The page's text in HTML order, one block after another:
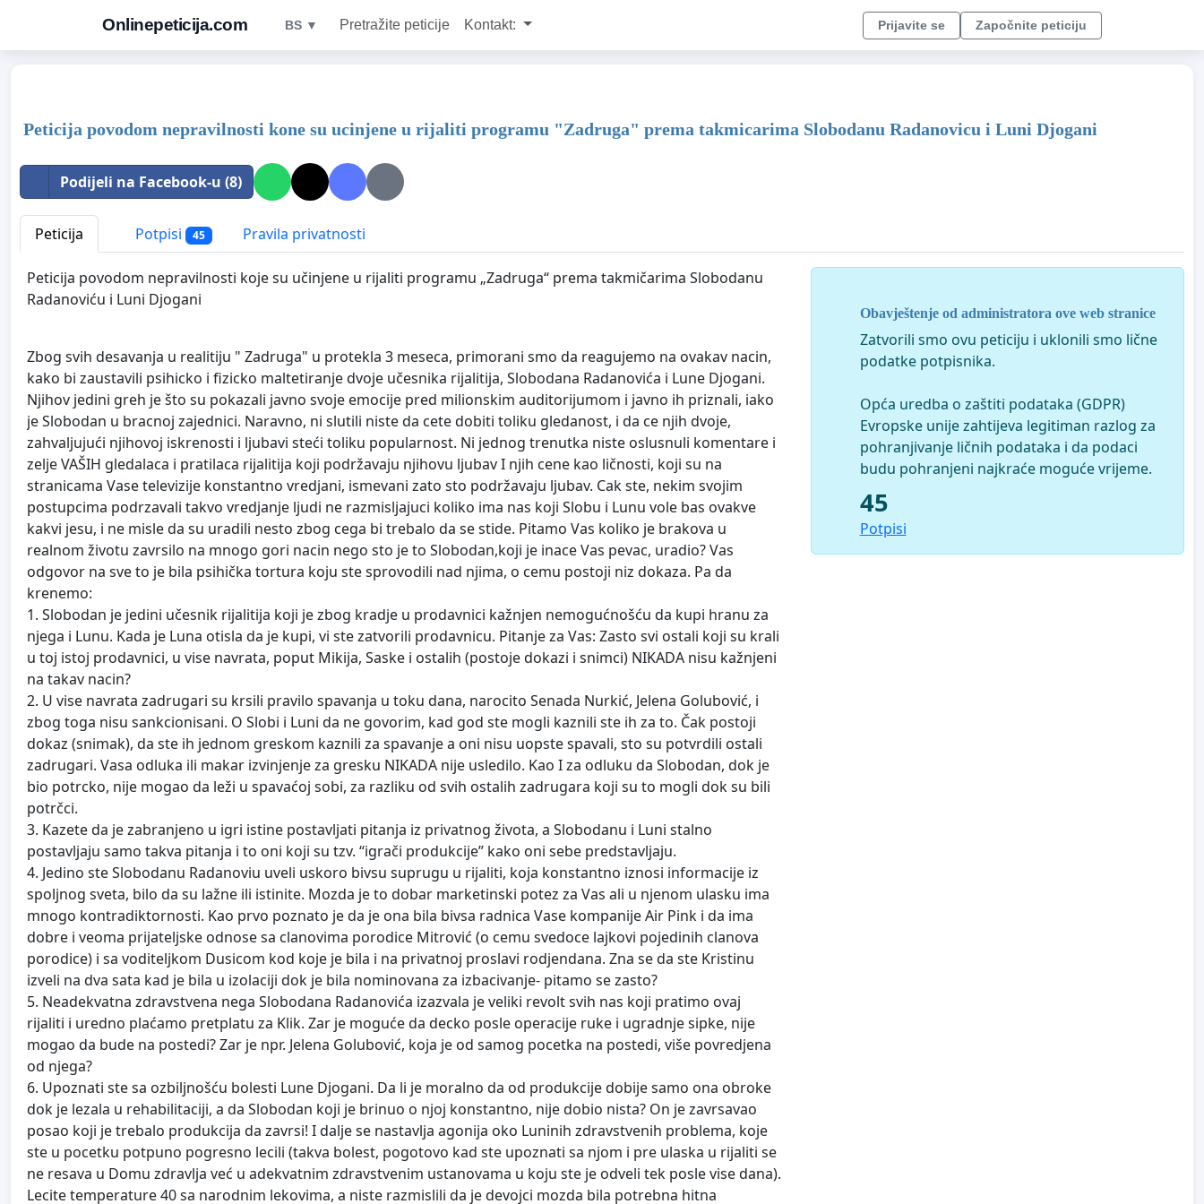
Onlinepeticija.com BS ▼ Pretražite peticije Kontakt: Prijavite se Započnite peticiju
Peticija povodom nepravilnosti kone su ucinjene u rijaliti programu "Zadruga" prema takmicarima Slobodanu Radanovicu i Luni Djogani
Podijeli na Facebook-u (8)
Peticija Potpisi 45 Pravila privatnosti
Peticija povodom nepravilnosti koje su učinjene u rijaliti programu „Zadruga“ prema takmičarima Slobodanu
Radanoviću i Luni Djogani
Zbog svih desavanja u realitiju " Zadruga" u protekla 3 meseca, primorani smo da reagujemo na ovakav nacin,
kako bi zaustavili psihicko i fizicko maltetiranje dvoje učesnika rijalitija, Slobodana Radanovića i Lune Djogani.
Njihov jedini greh je što su pokazali javno svoje emocije pred milionskim auditorijumom i javno ih priznali, iako
je Slobodan u bracnoj zajednici. Naravno, ni slutili niste da cete dobiti toliku gledanost, i da ce njih dvoje,
zahvaljujući njihovoj iskrenosti i ljubavi steći toliku popularnost. Ni jednog trenutka niste oslusnuli komentare i
zelje VAŠIH gledalaca i pratilaca rijalitija koji podržavaju njihovu ljubav I njih cene kao ličnosti, koji su na
stranicama Vase televizije konstantno vredjani, ismevani zato sto podržavaju ljubav. Cak ste, nekim svojim
postupcima podrzavali takvo vredjanje ljudi ne razmisljajuci koliko ima nas koji Slobu i Lunu vole bas ovakve
kakvi jesu, i ne misle da su uradili nesto zbog cega bi trebalo da se stide. Pitamo Vas koliko je brakova u
realnom životu zavrsilo na mnogo gori nacin nego sto je to Slobodan,koji je inace Vas pevac, uradio? Vas
odgovor na sve to je bila psihička tortura koju ste sprovodili nad njima, o cemu postoji niz dokaza. Pa da
krenemo:
1. Slobodan je jedini učesnik rijalitija koji je zbog kradje u prodavnici kažnjen nemogućnošću da kupi hranu za
njega i Lunu. Kada je Luna otisla da je kupi, vi ste zatvorili prodavnicu. Pitanje za Vas: Zasto svi ostali koji su krali
u toj istoj prodavnici, u vise navrata, poput Mikija, Saske i ostalih (postoje dokazi i snimci) NIKADA nisu kažnjeni
na takav nacin?
2. U vise navrata zadrugari su krsili pravilo spavanja u toku dana, narocito Senada Nurkić, Jelena Golubović, i
zbog toga nisu sankcionisani. O Slobi i Luni da ne govorim, kad god ste mogli kaznili ste ih za to. Čak postoji
dokaz (snimak), da ste ih jednom greskom kaznili za spavanje a oni nisu uopste spavali, sto su potvrdili ostali
zadrugari. Vasa odluka ili makar izvinjenje za gresku NIKADA nije usledilo. Kao I za odluku da Slobodan, dok je
bio potrcko, nije mogao da leži u spavaćoj sobi, za razliku od svih ostalih zadrugara koji su to mogli dok su bili
potrčci.
3. Kazete da je zabranjeno u igri istine postavljati pitanja iz privatnog života, a Slobodanu i Luni stalno
postavljaju samo takva pitanja i to oni koji su tzv. “igrači produkcije” kako oni sebe predstavljaju.
4. Jedino ste Slobodanu Radanoviu uveli uskoro bivsu suprugu u rijaliti, koja konstantno iznosi informacije iz
spoljnog sveta, bilo da su lažne ili istinite. Mozda je to dobar marketinski potez za Vas ali u njenom ulasku ima
mnogo kontradiktornosti. Kao prvo poznato je da je ona bila bivsa radnica Vase kompanije Air Pink i da ima
dobre i veoma prijateljske odnose sa clanovima porodice Mitrović (o cemu svedoce lajkovi pojedinih clanova
porodice) i sa voditeljkom Dusicom kod koje je bila i na privatnoj proslavi rodjendana. Zna se da ste Kristinu
izveli na dva sata kad je bila u izolaciji dok je bila nominovana za izbacivanje- pitamo se zasto?
5. Neadekvatna zdravstvena nega Slobodana Radanovića izazvala je veliki revolt svih nas koji pratimo ovaj
rijaliti i uredno plaćamo pretplatu za Klik. Zar je moguće da decko posle operacije ruke i ugradnje sipke, nije
mogao da bude na postedi? Zar je npr. Jelena Golubović, koja je od samog pocetka na postedi, više povredjena
od njega?
6. Upoznati ste sa ozbiljnošću bolesti Lune Djogani. Da li je moralno da od produkcije dobije samo ona obroke
dok je lezala u rehabilitaciji, a da Slobodan koji je brinuo o njoj konstantno, nije dobio nista? On je zavrsavao
posao koji je trebalo produkcija da zavrsi! I dalje se nastavlja agonija oko Luninih zdravstvenih problema, koje
ste u pocetku potpuno pogresno lecili (takva bolest, pogotovo kad ste upoznati sa njom i pre ulaska u rijaliti se
ne resava u Domu zdravlja već u adekvatnim zdravstvenim ustanovama u koju ste je odveli tek posle vise dana).
Lecite temperature 40 sa narodnim lekovima, a niste razmislili da je devojci mozda bila potrebna hitna
Obavještenje od administratora ove web stranice
Zatvorili smo ovu peticiju i uklonili smo lične
podatke potpisnika.
Opća uredba o zaštiti podataka (GDPR)
Evropske unije zahtijeva legitiman razlog za
pohranjivanje ličnih podataka i da podaci
budu pohranjeni najkraće moguće vrijeme.
45
Potpisi